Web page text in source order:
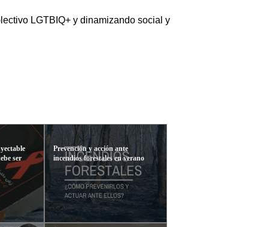
LGTBIQ+ y dinamizando social y
ser
Prevención y acción ante
incendios forestales en verano